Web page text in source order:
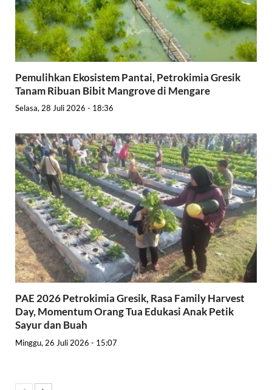
Pemulihkan Ekosistem Pantai, Petrokimia Gresik
Tanam Ribuan Bibit Mangrove di Mengare
Selasa, 28 Juli 2026 - 18:36
PAE 2026 Petrokimia Gresik, Rasa Family Harvest
Day, Momentum Orang Tua Edukasi Anak Petik
Sayur dan Buah
Minggu, 26 Juli 2026 - 15:07